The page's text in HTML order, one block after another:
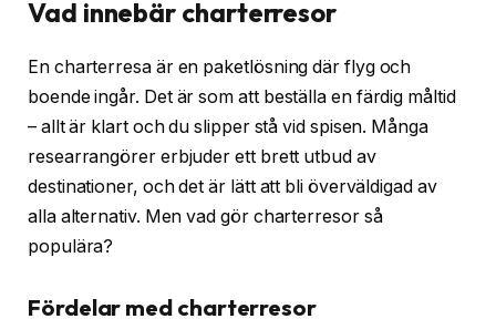
Vad innebär charterresor
En charterresa är en paketlösning där flyg och
boende ingår. Det är som att beställa en färdig måltid
– allt är klart och du slipper stå vid spisen. Många
researrangörer erbjuder ett brett utbud av
destinationer, och det är lätt att bli överväldigad av
alla alternativ. Men vad gör charterresor så
populära?
Fördelar med charterresor